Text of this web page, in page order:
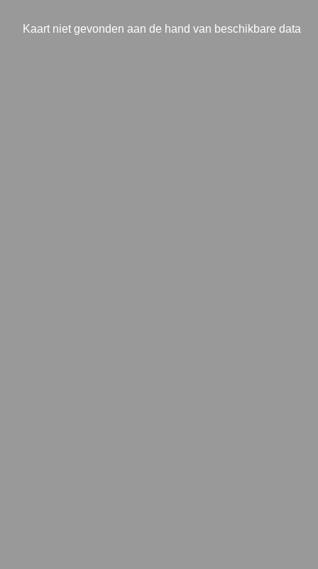
Kaart niet gevonden aan de hand van beschikbare data